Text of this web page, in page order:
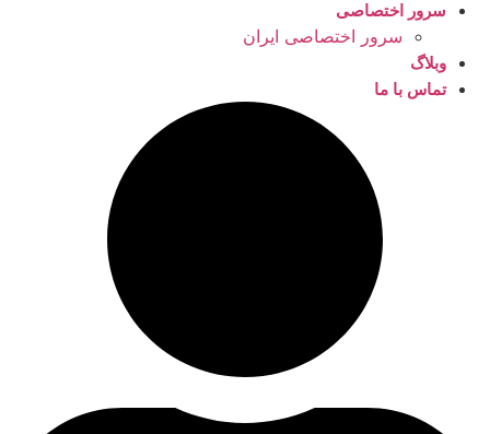
سرور اختصاصی
سرور اختصاصی ایران
وبلاگ
تماس با ما